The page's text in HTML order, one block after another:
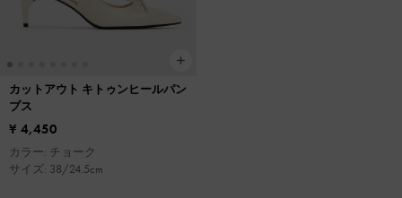
カットアウト キトゥンヒールパン
プス
¥ 4,450
カラー: チョーク
サイズ: 38/24.5cm